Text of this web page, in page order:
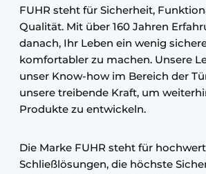
FUHR steht für Sicherheit,
Qualität. Mit über 160 Jahren
danach, Ihr Leben ein wenig
komfortabler zu machen. Unsere
unser Know-how im Bereich der
unsere treibende Kraft, um
Produkte zu entwickeln.
Die Marke FUHR steht für
Schließlösungen, die höchste